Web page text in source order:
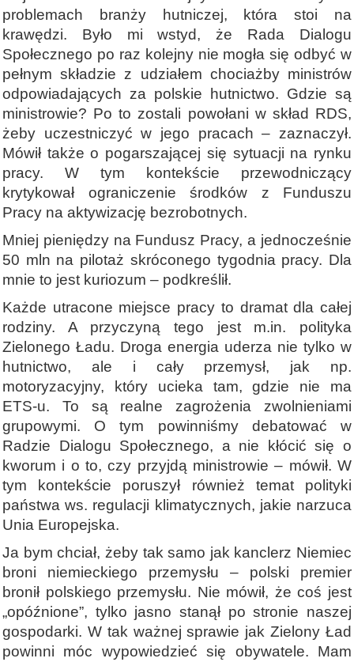
problemach branży hutniczej, która stoi na
krawędzi. Było mi wstyd, że Rada Dialogu
Społecznego po raz kolejny nie mogła się odbyć w
pełnym składzie z udziałem chociażby ministrów
odpowiadających za polskie hutnictwo. Gdzie są
ministrowie? Po to zostali powołani w skład RDS,
żeby uczestniczyć w jego pracach – zaznaczył.
Mówił także o pogarszającej się sytuacji na rynku
pracy. W tym kontekście przewodniczący
krytykował ograniczenie środków z Funduszu
Pracy na aktywizację bezrobotnych.
Mniej pieniędzy na Fundusz Pracy, a jednocześnie
50 mln na pilotaż skróconego tygodnia pracy. Dla
mnie to jest kuriozum – podkreślił.
Każde utracone miejsce pracy to dramat dla całej
rodziny. A przyczyną tego jest m.in. polityka
Zielonego Ładu. Droga energia uderza nie tylko w
hutnictwo, ale i cały przemysł, jak np.
motoryzacyjny, który ucieka tam, gdzie nie ma
ETS-u. To są realne zagrożenia zwolnieniami
grupowymi. O tym powinniśmy debatować w
Radzie Dialogu Społecznego, a nie kłócić się o
kworum i o to, czy przyjdą ministrowie – mówił. W
tym kontekście poruszył również temat polityki
państwa ws. regulacji klimatycznych, jakie narzuca
Unia Europejska.
Ja bym chciał, żeby tak samo jak kanclerz Niemiec
broni niemieckiego przemysłu – polski premier
bronił polskiego przemysłu. Nie mówił, że coś jest
„opóźnione”, tylko jasno stanął po stronie naszej
gospodarki. W tak ważnej sprawie jak Zielony Ład
powinni móc wypowiedzieć się obywatele. Mam